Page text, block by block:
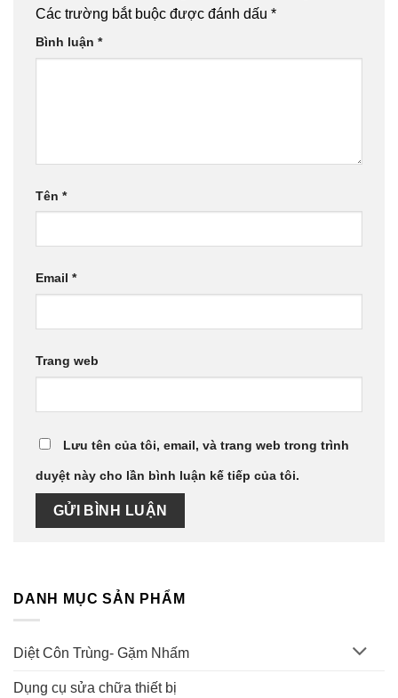
Các trường bắt buộc được đánh dấu *
Bình luận *
Tên *
Email *
Trang web
Lưu tên của tôi, email, và trang web trong trình
duyệt này cho lần bình luận kế tiếp của tôi.
DANH MỤC SẢN PHẨM
Diệt Côn Trùng- Gặm Nhấm
Dụng cụ sửa chữa thiết bị